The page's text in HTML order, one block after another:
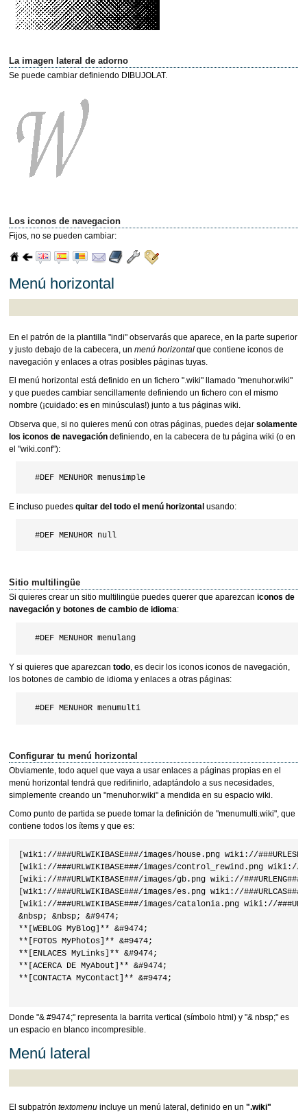
La imagen lateral de adorno
Se puede cambiar definiendo DIBUJOLAT.
Los iconos de navegacion
Fijos, no se pueden cambiar:
Menú horizontal
En el patrón de la plantilla "indi" observarás que aparece, en la parte superior
y justo debajo de la cabecera, un menú horizontalque contiene iconos de
navegación y enlaces a otras posibles páginas tuyas.
El menú horizontal está definido en un fichero ".wiki" llamado "menuhor.wiki"
y que puedes cambiar sencillamente definiendo un fichero con el mismo
nombre (¡cuidado: es en minúsculas!) junto a tus páginas wiki.
Observa que, si no quieres menú con otras páginas, puedes dejar solamente
los iconos de navegacióndefiniendo, en la cabecera de tu página wiki (o en
el "wiki.conf"):
E incluso puedes quitar del todo el menú horizontalusando:
Sitio multilingüe
Si quieres crear un sitio multilingüe puedes querer que aparezcan iconos de
navegación y botones de cambio de idioma:
Y si quieres que aparezcan todo, es decir los iconos iconos de navegación,
los botones de cambio de idioma y enlaces a otras páginas:
Configurar tu menú horizontal
Obviamente, todo aquel que vaya a usar enlaces a páginas propias en el
menú horizontal tendrá que redifinirlo, adaptándolo a sus necesidades,
simplemente creando un "menuhor.wiki" a mendida en su espacio wiki.
Como punto de partida se puede tomar la definición de "menumulti.wiki", que
contiene todos los ítems y que es:
[wiki://###URLWIKIBASE###/images/house.png wiki://
[wiki://###URLWIKIBASE###/images/control_rewind.png wiki://
[wiki://###URLWIKIBASE###/images/gb.png wiki://
[wiki://###URLWIKIBASE###/images/es.png wiki://
[wiki://###URLWIKIBASE###/images/catalonia.png wiki://
&nbsp; &nbsp; &#9474;
**[WEBLOG MyBlog]** &#9474;
**[FOTOS MyPhotos]** &#9474;
**[ENLACES MyLinks]** &#9474;
**[ACERCA DE MyAbout]** &#9474;
**[CONTACTA MyContact]** &#9474;
Donde "& #9474;" representa la barrita vertical (símbolo html) y "& nbsp;" es
un espacio en blanco incompresible.
Menú lateral
El subpatrón textomenuincluye un menú lateral, definido en un ".wiki"